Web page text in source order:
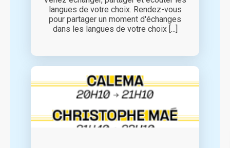
langues de votre choix. Rendez-vous
pour partager un moment d'échanges
dans les langues de votre choix [...]